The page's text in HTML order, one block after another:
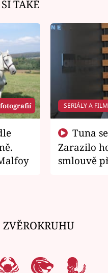
TAKÉ
SERIÁLY A
Zarazilo
smlouvě